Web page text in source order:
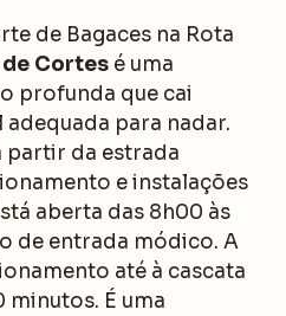
de Bagaces na Rota
Cortes é uma
profunda que cai
para nadar.
partir da estrada
e instalações
aberta das 8h00 às
de entrada módico. A
até à cascata
minutos. É uma